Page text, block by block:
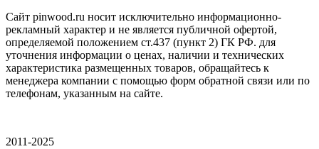
Сайт pinwood.ru носит исключительно информационно-
рекламный характер и не является публичной офертой,
определяемой положением ст.437 (пункт 2) ГК РФ. для
уточнения информации о ценах, наличии и технических
характеристика размещенных товаров, обращайтесь к
менеджера компании с помощью форм обратной связи или по
телефонам, указанным на сайте.
2011-2025